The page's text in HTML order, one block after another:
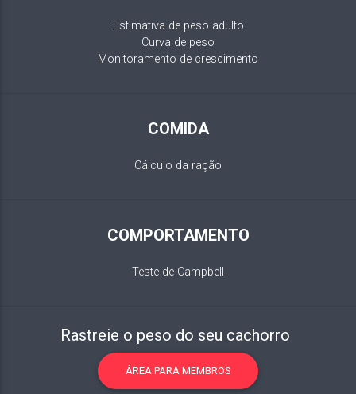
Estimativa de peso adulto
Curva de peso
Monitoramento de crescimento
COMIDA
Cálculo da ração
COMPORTAMENTO
Teste de Campbell
Rastreie o peso do seu cachorro
ÁREA PARA MEMBROS